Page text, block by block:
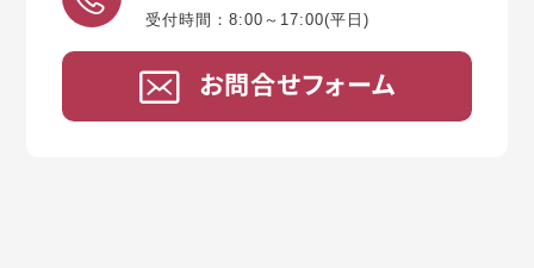
受付時間：8:00～17:00(平日)
お問合せフォーム